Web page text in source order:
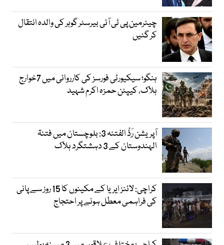
چیئرمین پی ٹی آئی بیرسٹر گوہر کی والدہ انتقال
کر گئیں
ہنگو؛ سیکیورٹی فورسز کی کارروائی میں 7خوارج
ہلاک، کیپٹن حمزہ اکرم شہید
آپریشن رَدُّ الفتنہ 3: بلوچستان میں فتنۃ
الہندوستان کے 3 دہشتگرد ہلاک
کراچی: لائنز ایریا کے مکینوں کا 15 روز سے پانی
کی فراہمی معطل ہونے پر احتجاج